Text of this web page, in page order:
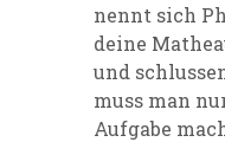
nennt sich
deine
und
muss man
Aufgabe